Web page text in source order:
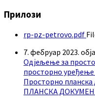
Прилози
rp-pz-petrovo.pdf
7. фебруар 2023.
Одјељење за
просторно
Просторно планска
ПЛАНСКА